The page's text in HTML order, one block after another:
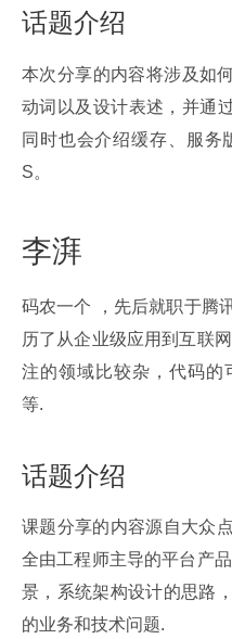
话题介绍
本次分享的内容将涉及如
动词以及设计表述，并通
同时也会介绍缓存、服务
S。
李湃
码农一个 ，先后就职于腾
历了从企业级应用到互联
注的领域比较杂，代码的
等.
话题介绍
课题分享的内容源自大众
全由工程师主导的平台产
景，系统架构设计的思路
的业务和技术问题.